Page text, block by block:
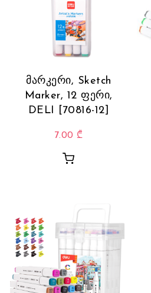
მარკერი, Sketch
Marker, 12 ფერი,
DELI [70816-12]
7.00 ₾